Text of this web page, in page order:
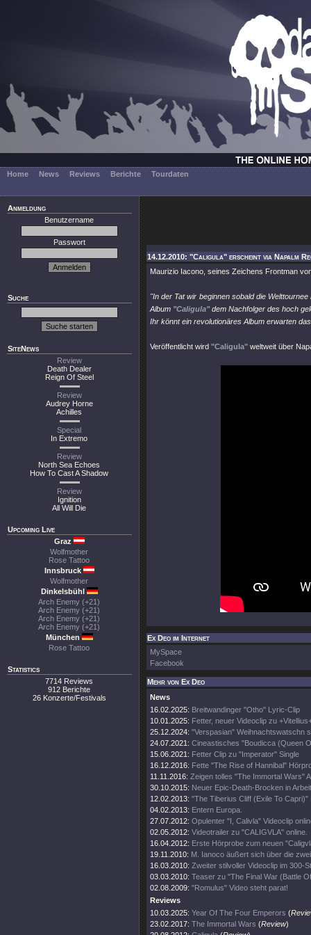
Home News Reviews Berichte Tourdaten
Anmeldung
Benutzername
Passwort
Suche
SiteNews
Review
Death Dealer
Reign Of Steel
Review
Audrey Horne
Achilles
Special
In Extremo
Review
North Sea Echoes
How To Cast A Shadow
Review
Ignition
All Will Die
Upcoming Live
Graz
Wolfmother
Rose Tattoo
Innsbruck
Wolfmother
Dinkelsbühl
Arch Enemy (+21)
Arch Enemy (+21)
Arch Enemy (+21)
Arch Enemy (+21)
München
Rose Tattoo
Statistics
7714 Reviews
912 Berichte
26 Konzerte/Festivals
14.12.2010: "Caligula" erscheint via Napalm
Maurizio Iacono, seines Zeichens Frontman
"In der Tat wir beginnen sobald die
Album "Caligula" dem Nachfolger des hoch
Ihr könnt ein revolutionäres Album erwarten
Veröffentlicht wird "Caligula" weltweit über
Ex Deo im Internet
MySpace
Facebook
Mehr von Ex Deo
News
16.02.2025: Breitwandinger "Otho" Lyric-Clip
10.01.2025: Fetter, neuer Videoclip zu
25.12.2024: "Verspasian" Weihnachtswatschn
24.07.2021: Cineastisches "Boudicca (Queen
15.06.2021: Fetter Clip zu "Imperator" Single
16.12.2016: Fette "The Rise of Hannibal"
11.11.2016: Zeigen tolles "The Immortal Wars"
30.10.2015: Neuer Epic-Death-Brocken in
12.02.2013: "The Tiberius Cliff (Exile To Capri)"
04.02.2013: Entern Europa.
27.07.2012: Opulenter "I, Calivla" Videoclip
02.05.2012: Videotrailer zu "CALIGVLA" online.
16.04.2012: Erste Hörprobe zum neuen
19.11.2010: M. Ianoco äußert sich über die
16.03.2010: Zweiter stilvoller Videoclip im 300-
03.03.2010: Teaser zu "The Final War (Battle
02.08.2009: "Romulus" Video steht parat!
Reviews
10.03.2025: Year Of The Four Emperors (
23.02.2017: The Immortal Wars (Review)